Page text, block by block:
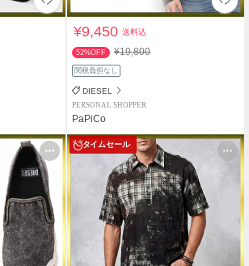
¥9,450送料込
52%OFF ¥19,800
関税負担なし
DIESEL
PERSONAL SHOPPER
PaPiCo
タイムセール